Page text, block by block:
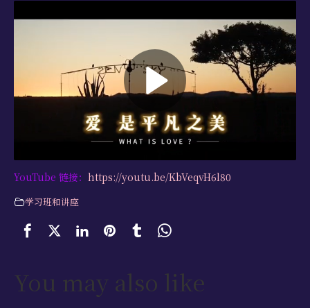
伍廷芳与证道学在中国的历史
学习资源
书籍目录
文献档案
仅限会员
最新活动
YouTube 链接： https://youtu.be/KbVeqvH6l80
学习班和讲座
You may also like